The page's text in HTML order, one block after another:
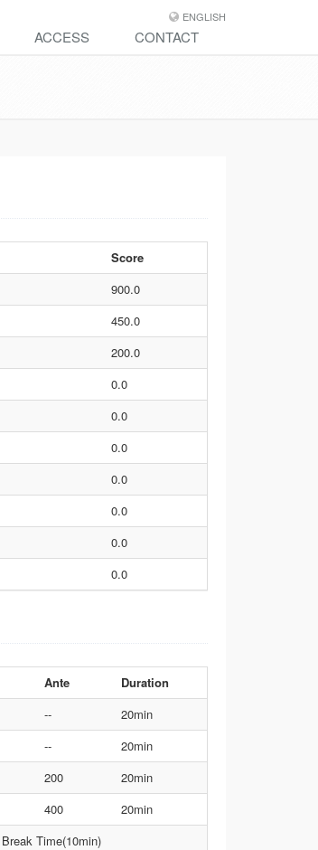
ENGLISH
ACCESS CONTACT
Score
900.0
450.0
200.0
0.0
0.0
0.0
0.0
0.0
0.0
0.0
Ante
Duration
--
20min
--
20min
200
20min
400
20min
Break Time(10min)